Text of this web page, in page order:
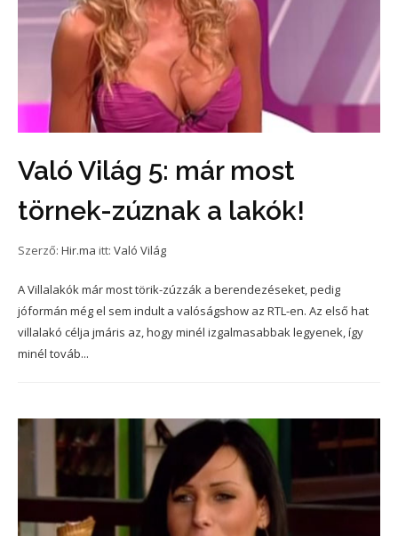
Való Világ 5: már most
törnek-zúznak a lakók!
Szerző: Hir.ma itt: Való Világ
A Villalakók már most törik-zúzzák a berendezéseket, pedig
jóformán még el sem indult a valóságshow az RTL-en. Az első hat
villalakó célja jmáris az, hogy minél izgalmasabbak legyenek, így
minél továb...